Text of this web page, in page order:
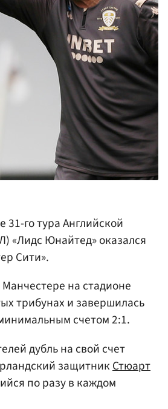
31-го тура Английской
«Лидс Юнайтед» оказался
Сити».
на стадионе
трибунах и завершилась
счетом 2:1.
дубль на свой счет
защитник Стюарт
по разу в каждом